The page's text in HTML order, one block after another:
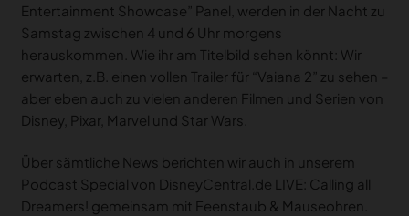
Entertainment Showcase” Panel, werden in der Nacht zu
Samstag zwischen 4 und 6 Uhr morgens
herauskommen. Wie ihr am Titelbild sehen könnt: Wir
erwarten, z.B. einen vollen Trailer für “Vaiana 2” zu sehen –
aber eben auch zu vielen anderen Filmen und Serien von
Disney, Pixar, Marvel und Star Wars.
Über sämtliche News berichten wir auch in unserem
Podcast Special von DisneyCentral.de LIVE: Calling all
Dreamers! gemeinsam mit Feenstaub & Mauseohren.